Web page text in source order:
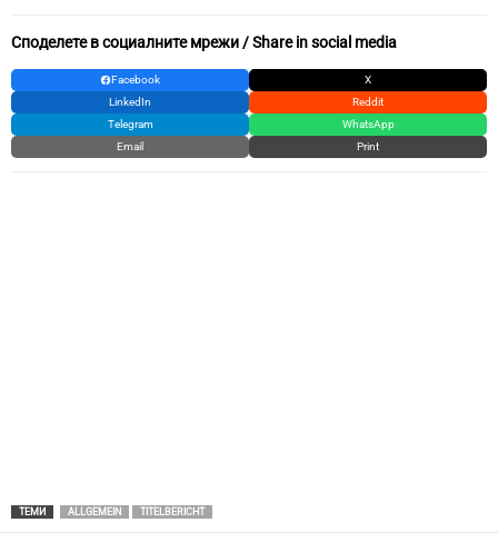
Споделете в социалните мрежи / Share in social media
Facebook
X
LinkedIn
Reddit
Telegram
WhatsApp
Email
Print
ТЕМИ ALLGEMEIN TITELBERICHT